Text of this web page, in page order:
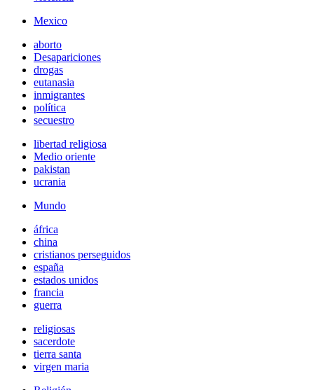
Mexico
aborto
Desapariciones
drogas
eutanasia
inmigrantes
política
secuestro
libertad religiosa
Medio oriente
pakistan
ucrania
Mundo
áfrica
china
cristianos perseguidos
españa
estados unidos
francia
guerra
religiosas
sacerdote
tierra santa
virgen maria